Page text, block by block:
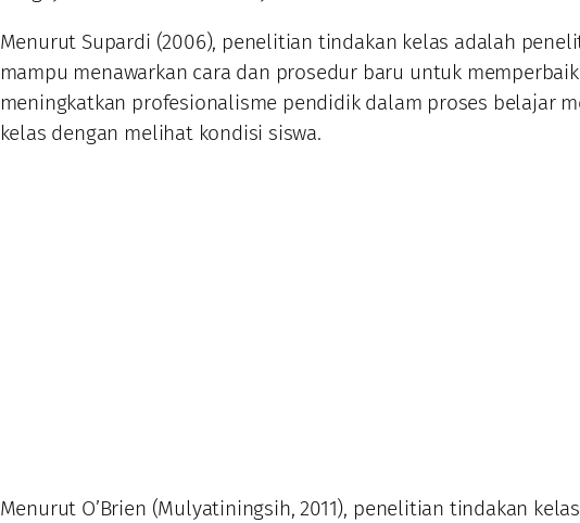
Menurut Supardi (2006), penelitian tindakan kelas adalah
mampu menawarkan cara dan prosedur baru untuk
meningkatkan profesionalisme pendidik dalam proses belajar
kelas dengan melihat kondisi siswa.
Menurut O’Brien (Mulyatiningsih, 2011), penelitian tindakan